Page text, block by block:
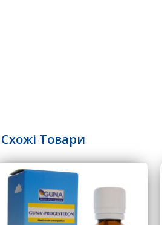
Схожі Товари